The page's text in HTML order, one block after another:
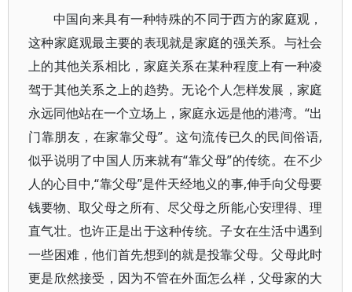
中国向来具有一种特殊的不同于西方的家庭观，
这种家庭观最主要的表现就是家庭的强关系。与社会
上的其他关系相比，家庭关系在某种程度上有一种凌
驾于其他关系之上的趋势。无论个人怎样发展，家庭
永远同他站在一个立场上，家庭永远是他的港湾。“出
门靠朋友，在家靠父母”。这句流传已久的民间俗语,
似乎说明了中国人历来就有“靠父母”的传统。在不少
人的心目中,“靠父母”是件天经地义的事,伸手向父母要
钱要物、取父母之所有、尽父母之所能,心安理得、理
直气壮。也许正是出于这种传统。子女在生活中遇到
一些困难，他们首先想到的就是投靠父母。父母此时
更是欣然接受，因为不管在外面怎么样，父母家的大